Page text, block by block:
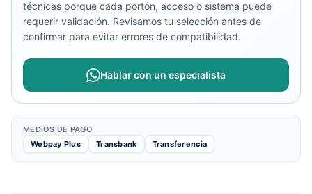
técnicas porque cada portón, acceso o sistema puede
requerir validación. Revisamos tu selección antes de
confirmar para evitar errores de compatibilidad.
Hablar con un especialista
MEDIOS DE PAGO
Webpay Plus
Transbank Transferencia